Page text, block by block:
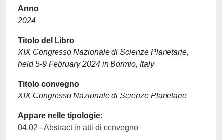
Anno
2024
Titolo del Libro
XIX Congresso Nazionale di Scienze Planetarie,
held 5-9 February 2024 in Bormio, Italy
Titolo convegno
XIX Congresso Nazionale di Scienze Planetarie
Appare nelle tipologie:
04.02 - Abstract in atti di convegno